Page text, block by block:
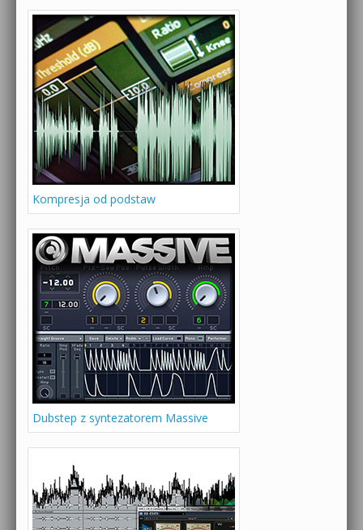
Kompresja od podstaw
Dubstep z syntezatorem Massive